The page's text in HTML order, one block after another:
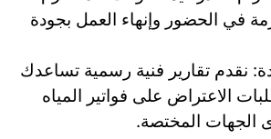
في الحضور وإنهاء العمل بجودة
نقدم تقارير فنية رسمية تساعدك
الاعتراض على فواتير المياه
الجهات المختصة.